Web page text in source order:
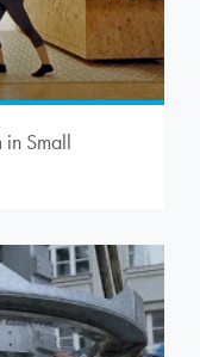
in Small